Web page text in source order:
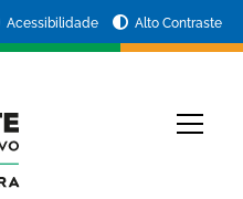
Acessibilidade Alto Contraste